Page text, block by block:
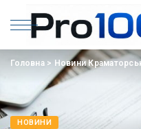
Головна> Новини
НОВИНИ